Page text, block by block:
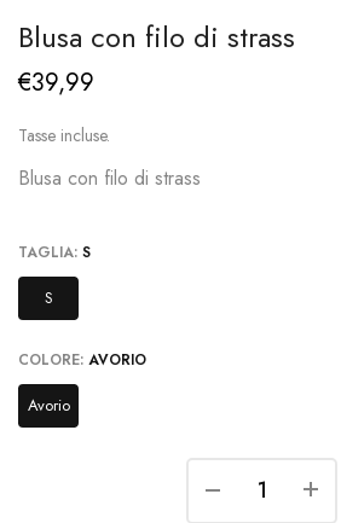
Blusa con filo di strass
€39,99
Tasse incluse.
Blusa con filo di strass
TAGLIA: S
S
COLORE: AVORIO
Avorio